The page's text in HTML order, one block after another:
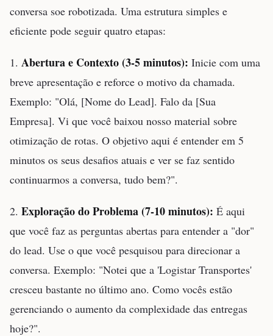
conversa soe robotizada. Uma estrutura simples e
eficiente pode seguir quatro etapas:
1. Abertura e Contexto (3-5 minutos): Inicie com uma
breve apresentação e reforce o motivo da chamada.
Exemplo: "Olá, [Nome do Lead]. Falo da [Sua
Empresa]. Vi que você baixou nosso material sobre
otimização de rotas. O objetivo aqui é entender em 5
minutos os seus desafios atuais e ver se faz sentido
continuarmos a conversa, tudo bem?".
2. Exploração do Problema (7-10 minutos): É aqui
que você faz as perguntas abertas para entender a "dor"
do lead. Use o que você pesquisou para direcionar a
conversa. Exemplo: "Notei que a 'Logistar Transportes'
cresceu bastante no último ano. Como vocês estão
gerenciando o aumento da complexidade das entregas
hoje?".